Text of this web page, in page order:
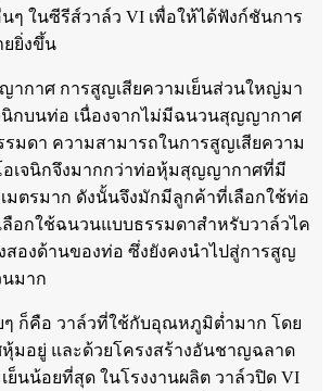
ในซีรีส์วาล์ว VI เพื่อให้ได้ฟังก์ชันการ
ยิ่งขึ้น
กาศ การสูญเสียความเย็นส่วนใหญ่มา
นิกบนท่อ เนื่องจากไม่มีฉนวนสุญญากาศ
มดา ความสามารถในการสูญเสียความ
อเจนิกจึงมากกว่าท่อหุ้มสุญญากาศที่มี
มตรมาก ดังนั้นจึงมักมีลูกค้าที่เลือกใช้ท่อ
อกใช้ฉนวนแบบธรรมดาสำหรับวาล์วไค
สองด้านของท่อ ซึ่งยังคงนำไปสู่การสูญ
นมาก
ๆ ก็คือ วาล์วที่ใช้กับอุณหภูมิต่ำมาก โดย
มอยู่ และด้วยโครงสร้างอันชาญฉลาด
ย็นน้อยที่สุด ในโรงงานผลิต วาล์วปิด VI